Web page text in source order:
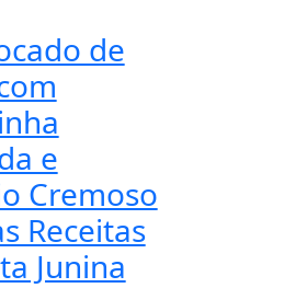
de
e
Cremoso
Receitas
Junina